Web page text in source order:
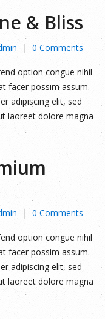
& Bliss
0 Comments
option congue nihil
facer possim assum.
adipiscing elit, sed
laoreet dolore magna
0 Comments
option congue nihil
facer possim assum.
adipiscing elit, sed
laoreet dolore magna